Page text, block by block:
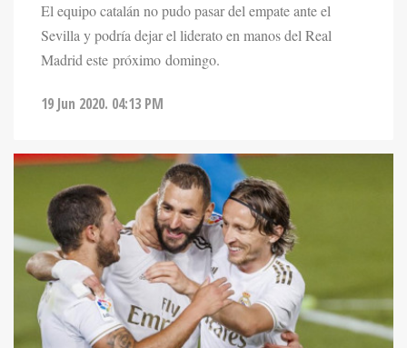
El equipo catalán no pudo pasar del empate ante el
Sevilla y podría dejar el liderato en manos del Real
Madrid este próximo domingo.
19 Jun 2020. 04:13 PM